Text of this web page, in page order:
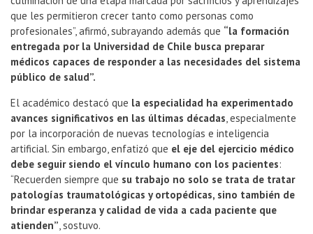
que les permitieron crecer tanto como personas como
profesionales”, afirmó, subrayando además que “la formación
entregada por la Universidad de Chile busca preparar
médicos capaces de responder a las necesidades del sistema
público de salud”.
El académico destacó que la especialidad ha experimentado
avances significativos en las últimas décadas, especialmente
por la incorporación de nuevas tecnologías e inteligencia
artificial. Sin embargo, enfatizó que el eje del ejercicio médico
debe seguir siendo el vínculo humano con los pacientes:
“Recuerden siempre que su trabajo no solo se trata de tratar
patologías traumatológicas y ortopédicas, sino también de
brindar esperanza y calidad de vida a cada paciente que
atienden”, sostuvo.